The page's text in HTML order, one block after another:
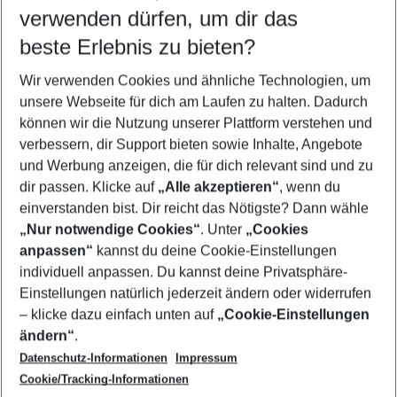
Wähle deinen Reisezeitraum
5-8 Nächte
2 Erwachsene Keine Kinder
Mehr Filter anzeigen
Footer
Footer navigation
Über uns
AGB
Bestpreisgarantie
Cookie-Einstellungen ändern
Cookie-Richtlinie
Agenturbetreuung
Barrierefreies Reisen
Folge uns
verwenden dürfen, um dir das
beste Erlebnis zu bieten?
Wir verwenden Cookies und ähnliche Technologien, um
unsere Webseite für dich am Laufen zu halten. Dadurch
können wir die Nutzung unserer Plattform verstehen und
verbessern, dir Support bieten sowie Inhalte, Angebote
und Werbung anzeigen, die für dich relevant sind und zu
dir passen. Klicke auf „Alle akzeptieren“, wenn du
einverstanden bist. Dir reicht das Nötigste? Dann wähle
„Nur notwendige Cookies“. Unter „Cookies
anpassen“ kannst du deine Cookie-Einstellungen
individuell anpassen. Du kannst deine Privatsphäre-
Einstellungen natürlich jederzeit ändern oder widerrufen
– klicke dazu einfach unten auf „Cookie-Einstellungen
ändern“.
Datenschutz-Informationen
Impressum
Cookie/Tracking-Informationen